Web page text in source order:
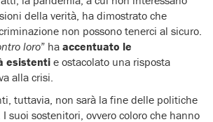
della verità, ha dimostrato che
non possono tenerci al sicuro.
loro” ha accentuato le
esistenti e ostacolato una risposta
alla crisi.
tuttavia, non sarà la fine delle politiche
suoi sostenitori, ovvero coloro che hanno